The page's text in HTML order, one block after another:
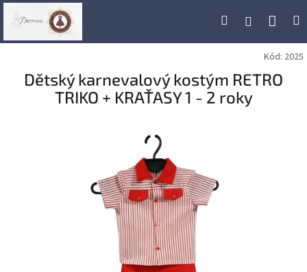
Přejít
Hledat Přihlášení
Kód: 2025
Dětský karnevalový kostým RETRO
TRIKO + KRAŤASY 1 - 2 roky